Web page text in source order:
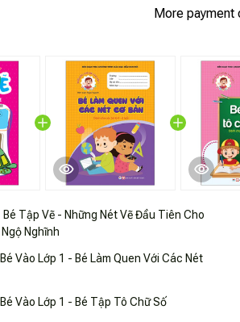
More payment
Bé Tập Vẽ - Những Nét Vẽ Đầu Tiên Cho
Nghĩnh
Vào Lớp 1 - Bé Làm Quen Với Các Nét
Vào Lớp 1 - Bé Tập Tô Chữ Số